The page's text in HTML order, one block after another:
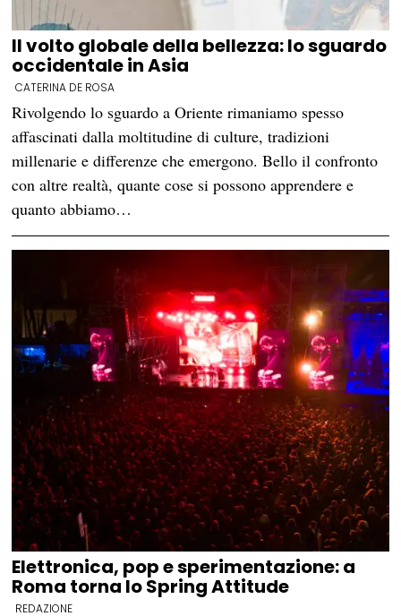
Il volto globale della bellezza: lo sguardo
occidentale in Asia
CATERINA DE ROSA
Rivolgendo lo sguardo a Oriente rimaniamo spesso
affascinati dalla moltitudine di culture, tradizioni
millenarie e differenze che emergono. Bello il confronto
con altre realtà, quante cose si possono apprendere e
quanto abbiamo…
Elettronica, pop e sperimentazione: a
Roma torna lo Spring Attitude
REDAZIONE